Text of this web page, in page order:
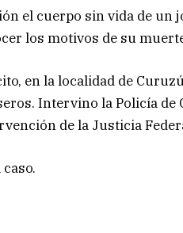
el cuerpo sin vida de un
los motivos de su
en la localidad de
Intervino la Policía
de la Justicia